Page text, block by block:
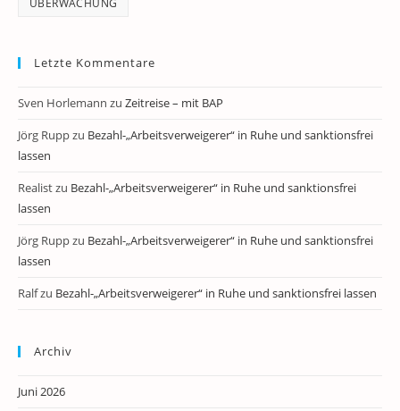
ÜBERWACHUNG
Letzte Kommentare
Sven Horlemann zu Zeitreise – mit BAP
Jörg Ruppzu Bezahl-„Arbeitsverweigerer“ in Ruhe und sanktionsfrei
lassen
Realistzu Bezahl-„Arbeitsverweigerer“ in Ruhe und sanktionsfrei
lassen
Jörg Ruppzu Bezahl-„Arbeitsverweigerer“ in Ruhe und sanktionsfrei
lassen
Ralfzu Bezahl-„Arbeitsverweigerer“ in Ruhe und sanktionsfrei lassen
Archiv
Juni 2026